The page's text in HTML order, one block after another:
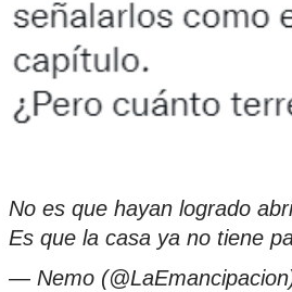
No es que hayan logrado
Es que la casa ya no tiene
— Nemo